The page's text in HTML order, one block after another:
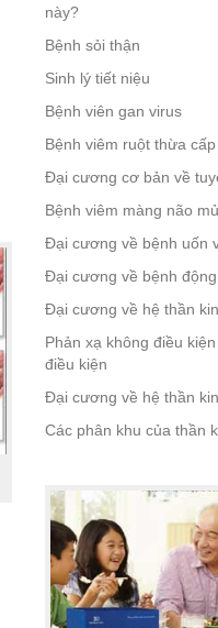
này?
Bệnh sỏi thận
Sinh lý tiết niệu
Bệnh viên gan virus
Bệnh viêm ruột thừa cấp
Đại cương cơ bản về
Bệnh viêm màng não mủ
Đại cương về bệnh uốn
Đại cương về bệnh
Đại cương về hệ thần
Phản xạ không điều
điều kiện
Đại cương về hệ thần
Các phân khu của thần